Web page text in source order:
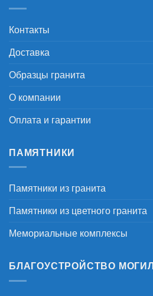
Контакты
Доставка
Образцы гранита
О компании
Оплата и гарантии
ПАМЯТНИКИ
Памятники из гранита
Памятники из цветного гранита
Мемориальные комплексы
БЛАГОУСТРОЙСТВО МОГИЛ